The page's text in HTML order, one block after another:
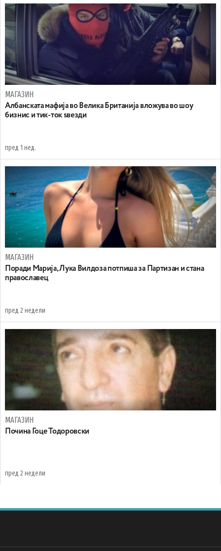
МАГАЗИН
Aлбанската мафија во Велика Британија вложува во шоу
бизнис и тик-ток ѕвезди
пред 1 нед.
МАГАЗИН
Поради Марија, Лука Вилдоза потпиша за Партизан и стана
православец
пред 2 недели
МАГАЗИН
Почина Гоце Тодоровски
пред 2 недели